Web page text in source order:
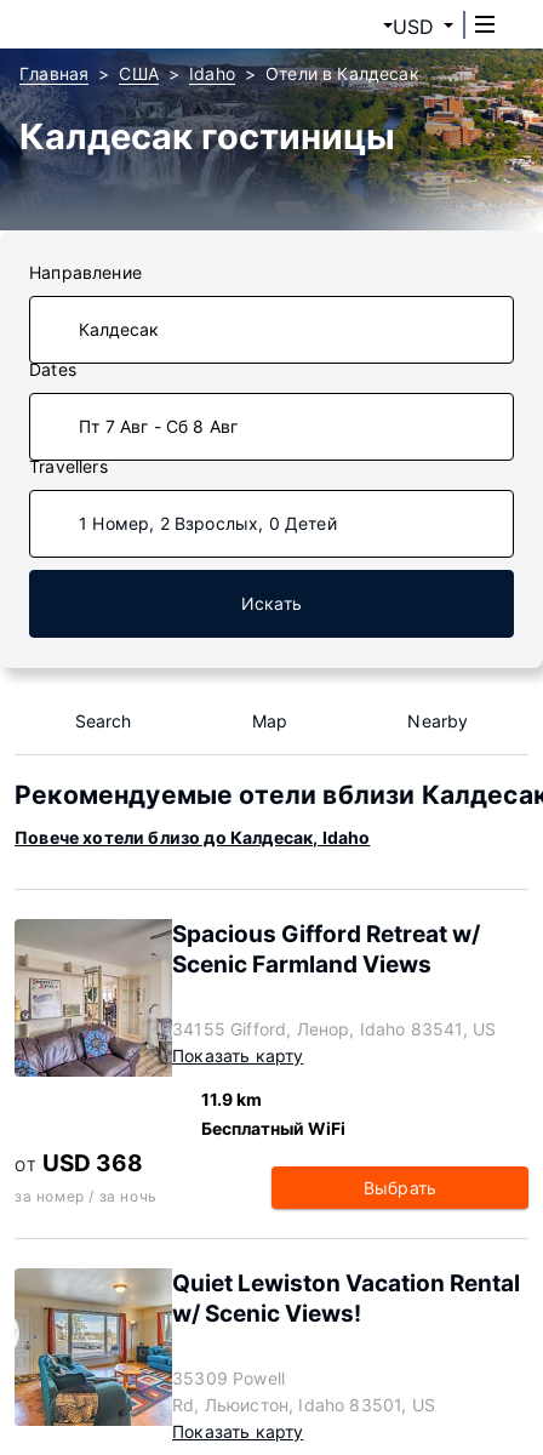
USD
Главная США Idaho Отели в Калдесак
Калдесак гостиницы
Направление
Dates
Пт 7 Авг - Сб 8 Авг
Travellers
1 Номер, 2 Взрослых, 0 Детей
Искать
Search Map Nearby
Рекомендуемые отели вблизи
Повече хотели близо до Калдесак, Idaho
Spacious Gifford Retreat w/
Scenic Farmland Views
34155 Gifford, Ленор, Idaho 83541, US
Показать карту
11.9 km
Бесплатный WiFi
ОТ USD 368
за номер / за ночь Выбрать
Quiet Lewiston Vacation Rental
w/ Scenic Views!
35309 Powell
Rd, Льюистон, Idaho 83501, US
Показать карту